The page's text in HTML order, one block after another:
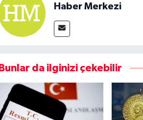
Haber Merkezi
Bunlar da ilginizi çekebilir